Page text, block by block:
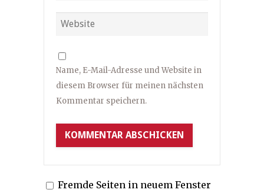
Name, E-Mail-Adresse und Website in
diesem Browser für meinen nächsten
Kommentar speichern.
Fremde Seiten in neuem Fenster